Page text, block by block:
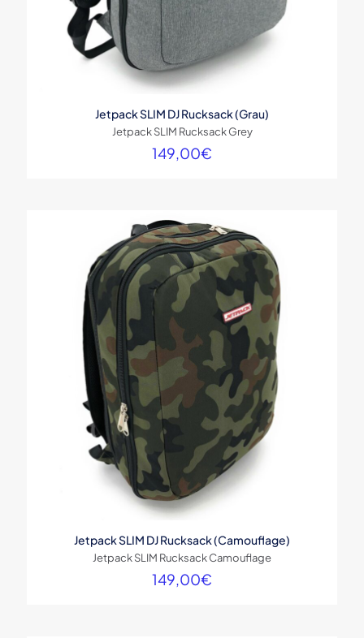
Jetpack SLIM DJ Rucksack (Grau)
Jetpack SLIM Rucksack Grey
149,00€
Jetpack SLIM DJ Rucksack (Camouflage)
Jetpack SLIM Rucksack Camouflage
149,00€